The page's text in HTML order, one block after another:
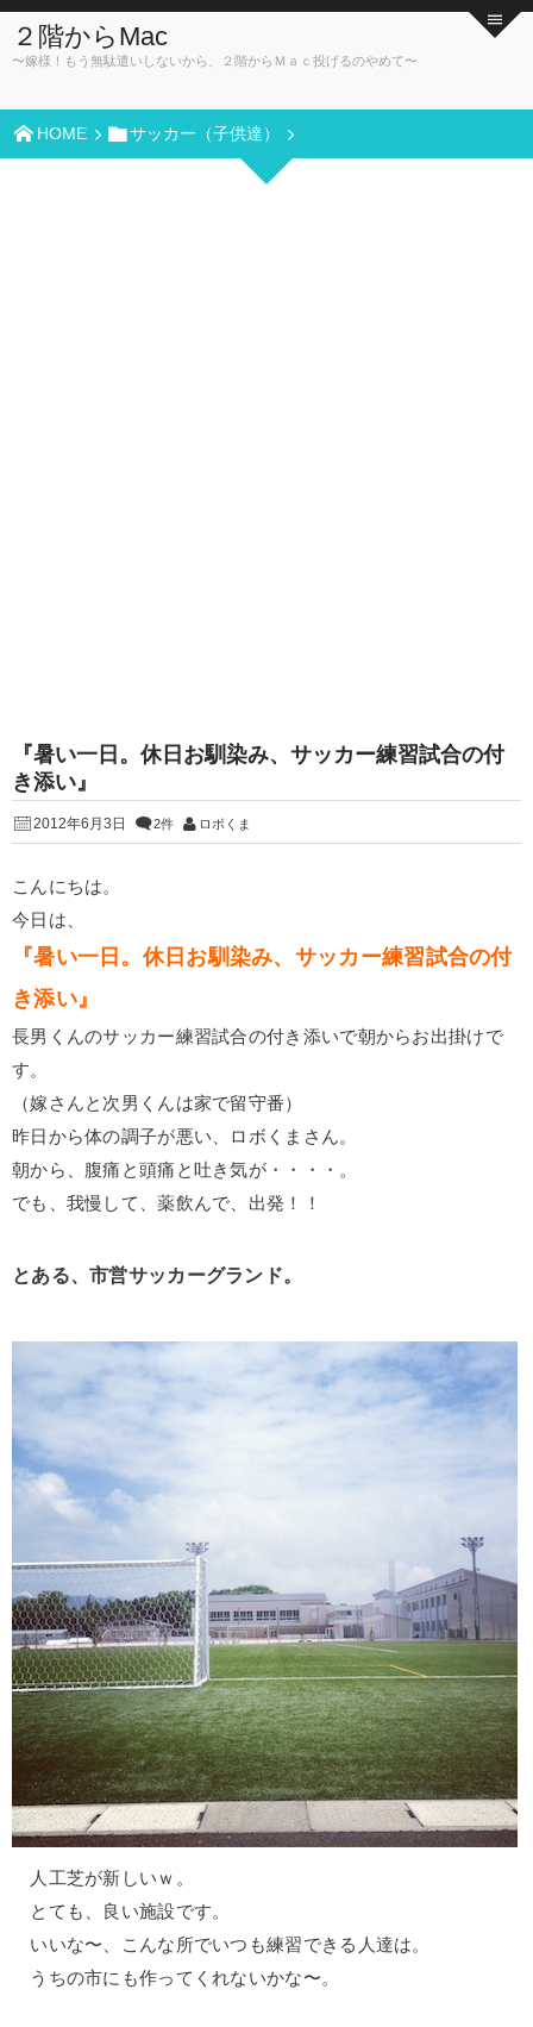
２階からMac
〜嫁様！もう無駄遣いしないから、２階からＭａｃ投げるのやめて〜
HOME サッカー（子供達）
『暑い一日。休日お馴染み、サッカー練習試合の付
き添い』
2012年6月3日 2件 ロボくま
こんにちは。
今日は、
『暑い一日。休日お馴染み、サッカー練習試合の付
き添い』
長男くんのサッカー練習試合の付き添いで朝からお出掛けで
す。
（嫁さんと次男くんは家で留守番）
昨日から体の調子が悪い、ロボくまさん。
朝から、腹痛と頭痛と吐き気が・・・・。
でも、我慢して、薬飲んで、出発！！
とある、市営サッカーグランド。
人工芝が新しいｗ。
とても、良い施設です。
いいな〜、こんな所でいつも練習できる人達は。
うちの市にも作ってくれないかな〜。